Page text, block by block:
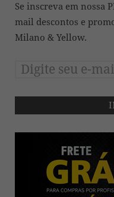
Se inscreva em nossa
mail descontos e
Milano & Yellow.